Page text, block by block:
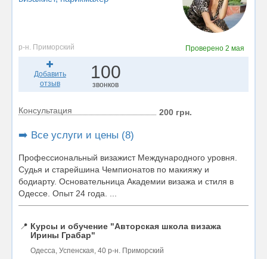
р-н. Приморский Проверено 2 мая
Добавить
отзыв
100
звонков
Консультация 200 грн.
➡️ Все услуги и цены (8)
Профессиональный визажист Международного уровня.
Судья и старейшина Чемпионатов по макияжу и
бодиарту. Основательница Академии визажа и стиля в
Одессе. Опыт 24 года. ...
📍 Курсы и обучение "Авторская школа визажа
Ирины Грабар"
Одесса, Успенская, 40 р-н. Приморский